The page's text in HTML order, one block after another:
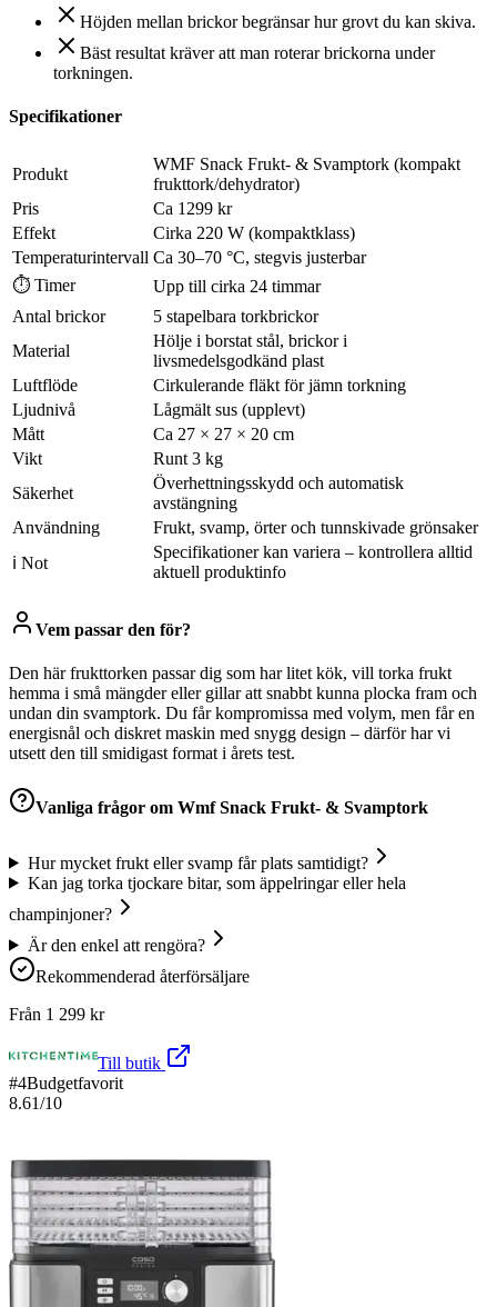
Höjden mellan brickor begränsar hur grovt du kan skiva.
Bäst resultat kräver att man roterar brickorna under
torkningen.
Specifikationer
Produkt
WMF Snack Frukt- & Svamptork (kompakt
frukttork/dehydrator)
Pris
Ca 1299 kr
Effekt
Cirka 220 W (kompaktklass)
Temperaturintervall Ca 30–70 °C, stegvis justerbar
⏱ Timer
Upp till cirka 24 timmar
Antal brickor
5 stapelbara torkbrickor
Material
Hölje i borstat stål, brickor i
livsmedelsgodkänd plast
Luftflöde
Cirkulerande fläkt för jämn torkning
Ljudnivå
Lågmält sus (upplevt)
Mått
Ca 27 × 27 × 20 cm
Vikt
Runt 3 kg
Säkerhet
Överhettningsskydd och automatisk
avstängning
Användning
Frukt, svamp, örter och tunnskivade grönsaker
ℹ Not
Specifikationer kan variera – kontrollera alltid
aktuell produktinfo
Vem passar den för?
Den här frukttorken passar dig som har litet kök, vill torka frukt
hemma i små mängder eller gillar att snabbt kunna plocka fram och
undan din svamptork. Du får kompromissa med volym, men får en
energisnål och diskret maskin med snygg design – därför har vi
utsett den till smidigast format i årets test.
Vanliga frågor om Wmf Snack Frukt- & Svamptork
Hur mycket frukt eller svamp får plats samtidigt?
Kan jag torka tjockare bitar, som äppelringar eller hela
champinjoner?
Är den enkel att rengöra?
Rekommenderad återförsäljare
Från 1 299 kr
Till butik
#4Budgetfavorit
8.61/10